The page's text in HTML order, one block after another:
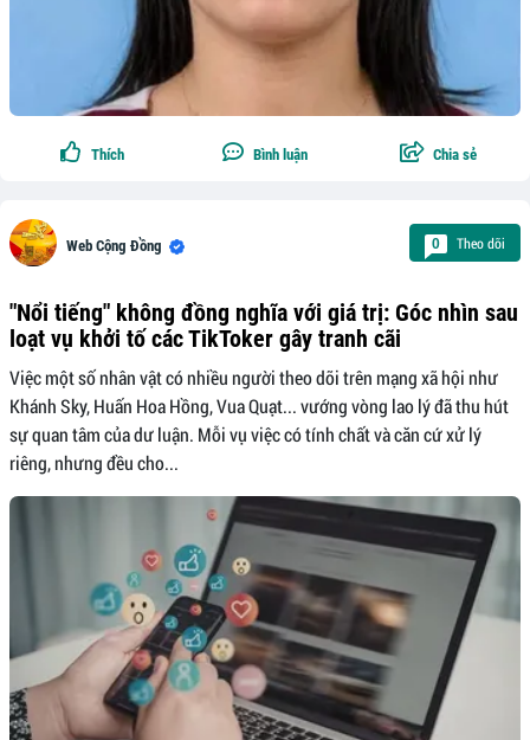
Thích Bình luận Chia sẻ
Web Cộng Đồng 0 Theo dõi
"Nổi tiếng" không đồng nghĩa với giá trị: Góc nhìn sau
loạt vụ khởi tố các TikToker gây tranh cãi
Việc một số nhân vật có nhiều người theo dõi trên mạng xã hội như
Khánh Sky, Huấn Hoa Hồng, Vua Quạt... vướng vòng lao lý đã thu hút
sự quan tâm của dư luận. Mỗi vụ việc có tính chất và căn cứ xử lý
riêng, nhưng đều cho...